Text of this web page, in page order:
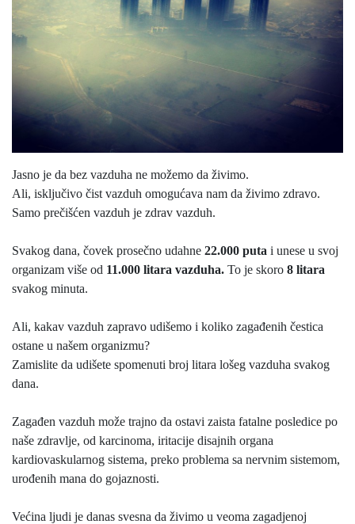
Jasno je da bez vazduha ne možemo da živimo.
Ali, isključivo čist vazduh omogućava nam da živimo zdravo.
Samo prečišćen vazduh je zdrav vazduh.
Svakog dana, čovek prosečno udahne 22.000 puta i unese u svoj
organizam više od 11.000 litara vazduha. To je skoro 8 litara
svakog minuta.
Ali, kakav vazduh zapravo udišemo i koliko zagađenih čestica
ostane u našem organizmu?
Zamislite da udišete spomenuti broj litara lošeg vazduha svakog
dana.
Zagađen vazduh može trajno da ostavi zaista fatalne posledice po
naše zdravlje, od karcinoma, iritacije disajnih organa
kardiovaskularnog sistema, preko problema sa nervnim sistemom,
urođenih mana do gojaznosti.
Većina ljudi je danas svesna da živimo u veoma zagadjenoj